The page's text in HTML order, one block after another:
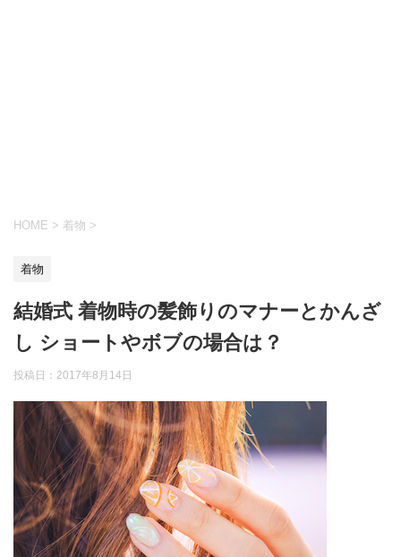
HOME > 着物 >
着物
結婚式 着物時の髪飾りのマナーとかんざ
し ショートやボブの場合は？
投稿日： 2017年8月14日